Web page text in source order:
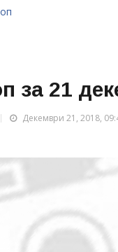
за 21
Декември 21, 2018,